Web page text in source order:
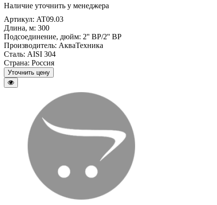
Наличие уточнить у менеджера
Артикул: AT09.03
Длина, м: 300
Подсоединение, дюйм: 2'' BP/2'' BP
Производитель: АкваТехника
Сталь: AISI 304
Страна: Россия
Уточнить цену